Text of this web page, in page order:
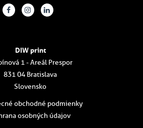
DIW print
1 - Areál Prespor
831 04 Bratislava
Slovensko
obchodné podmienky
osobných údajov